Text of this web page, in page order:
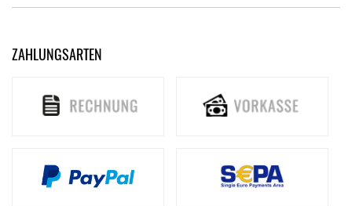
ZAHLUNGSARTEN